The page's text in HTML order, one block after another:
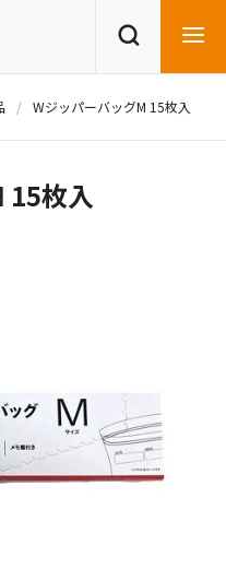
レシピを探す
WジッパーバッグM 15枚入
15枚入